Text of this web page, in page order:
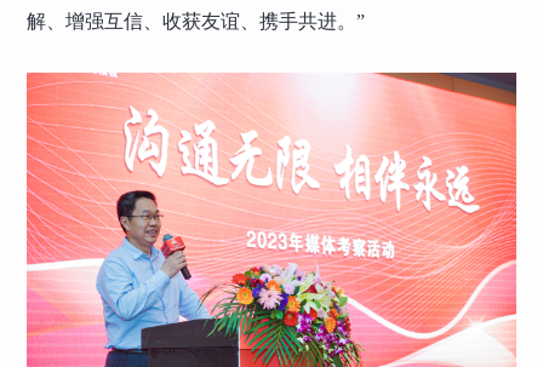
解、增强互信、收获友谊、携手共进。”